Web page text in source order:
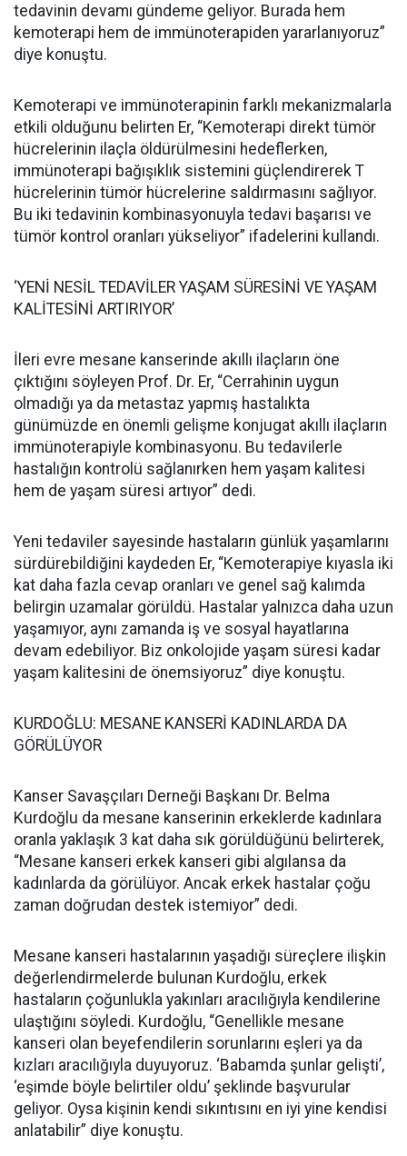
tedavinin devamı gündeme geliyor. Burada hem
kemoterapi hem de immünoterapiden yararlanıyoruz”
diye konuştu.
Kemoterapi ve immünoterapinin farklı mekanizmalarla
etkili olduğunu belirten Er, “Kemoterapi direkt tümör
hücrelerinin ilaçla öldürülmesini hedeflerken,
immünoterapi bağışıklık sistemini güçlendirerek T
hücrelerinin tümör hücrelerine saldırmasını sağlıyor.
Bu iki tedavinin kombinasyonuyla tedavi başarısı ve
tümör kontrol oranları yükseliyor” ifadelerini kullandı.
‘YENİ NESİL TEDAVİLER YAŞAM SÜRESİNİ VE YAŞAM
KALİTESİNİ ARTIRIYOR’
İleri evre mesane kanserinde akıllı ilaçların öne
çıktığını söyleyen Prof. Dr. Er, “Cerrahinin uygun
olmadığı ya da metastaz yapmış hastalıkta
günümüzde en önemli gelişme konjugat akıllı ilaçların
immünoterapiyle kombinasyonu. Bu tedavilerle
hastalığın kontrolü sağlanırken hem yaşam kalitesi
hem de yaşam süresi artıyor” dedi.
Yeni tedaviler sayesinde hastaların günlük yaşamlarını
sürdürebildiğini kaydeden Er, “Kemoterapiye kıyasla iki
kat daha fazla cevap oranları ve genel sağ kalımda
belirgin uzamalar görüldü. Hastalar yalnızca daha uzun
yaşamıyor, aynı zamanda iş ve sosyal hayatlarına
devam edebiliyor. Biz onkolojide yaşam süresi kadar
yaşam kalitesini de önemsiyoruz” diye konuştu.
KURDOĞLU: MESANE KANSERİ KADINLARDA DA
GÖRÜLÜYOR
Kanser Savaşçıları Derneği Başkanı Dr. Belma
Kurdoğlu da mesane kanserinin erkeklerde kadınlara
oranla yaklaşık 3 kat daha sık görüldüğünü belirterek,
“Mesane kanseri erkek kanseri gibi algılansa da
kadınlarda da görülüyor. Ancak erkek hastalar çoğu
zaman doğrudan destek istemiyor” dedi.
Mesane kanseri hastalarının yaşadığı süreçlere ilişkin
değerlendirmelerde bulunan Kurdoğlu, erkek
hastaların çoğunlukla yakınları aracılığıyla kendilerine
ulaştığını söyledi. Kurdoğlu, “Genellikle mesane
kanseri olan beyefendilerin sorunlarını eşleri ya da
kızları aracılığıyla duyuyoruz. ‘Babamda şunlar gelişti’,
‘eşimde böyle belirtiler oldu’ şeklinde başvurular
geliyor. Oysa kişinin kendi sıkıntısını en iyi yine kendisi
anlatabilir” diye konuştu.